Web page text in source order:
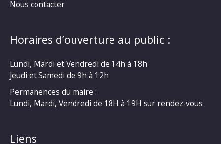
Nous contacter
Horaires d’ouverture au public :
Lundi, Mardi et Vendredi de 14h à 18h
Jeudi et Samedi de 9h à 12h
Permanences du maire :
Lundi, Mardi, Vendredi de 18H à 19H sur rendez-vous
Liens